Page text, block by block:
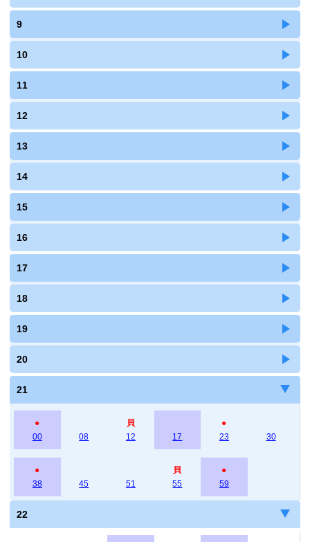
9
10
11
12
13
14
15
16
17
18
19
20
21
●
00
08
貝
12
17
●
23
30
●
38
45 51
貝
55
●
59
22